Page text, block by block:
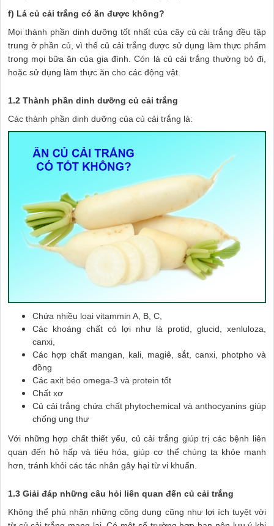
f) Lá củ cải trắng có ăn được không?
Mọi thành phần dinh dưỡng tốt nhất của cây củ cải trắng đều tập
trung ở phần củ, vì thế củ cải trắng được sử dụng làm thực phẩm
trong mọi bữa ăn của gia đình. Còn lá củ cải trắng thường bỏ đi,
hoặc sử dụng làm thực ăn cho các động vật.
1.2 Thành phần dinh dưỡng củ cải trắng
Các thành phần dinh dưỡng của củ cải trắng là:
Chứa nhiều loại vitammin A, B, C,
Các khoáng chất có lợi như là protid, glucid, xenluloza,
canxi,
Các hợp chất mangan, kali, magiê, sắt, canxi, photpho và
đồng
Các axit béo omega-3 và protein tốt
Chất xơ
Củ cải trắng chứa chất phytochemical và anthocyanins giúp
chống ung thư
Với những hợp chất thiết yếu, củ cải trắng giúp trị các bệnh liên
quan đến hô hấp và tiêu hóa, giúp cơ thể chúng ta khỏe mạnh
hơn, tránh khỏi các tác nhân gây hại từ vi khuẩn.
1.3 Giải đáp những câu hỏi liên quan đến củ cải trắng
Không thể phủ nhận những công dụng cũng như lợi ích tuyệt vời